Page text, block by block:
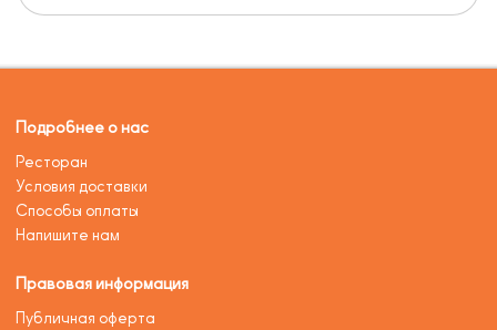
Подробнее о нас
Ресторан
Условия доставки
Способы оплаты
Напишите нам
Правовая информация
Публичная оферта